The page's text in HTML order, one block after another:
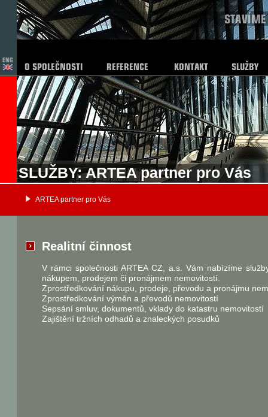
SLUŽBY: ARTEA partner pro Vás
ARTEA partner pro Vás
Realitní činnost
V rámci společnosti ARTEA CZ, a.s. Vám nabízíme
nákupem, prodejem či pronájmem nemovitostí.
Zprostředkování nákupu, prodeje, převodu a pronájmu
Zprostředkování výměn a převodů nemovitostí
Sepsání smluv, dokumentů, vklady do katastru nemovitostí
Zajištění tržních odhadů a znaleckých posudků